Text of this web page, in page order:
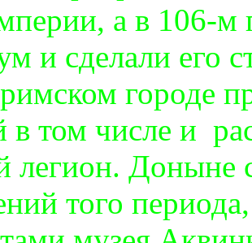
а в 106-м
и сделали его
городе
в том числе и
легион. Доныне
того